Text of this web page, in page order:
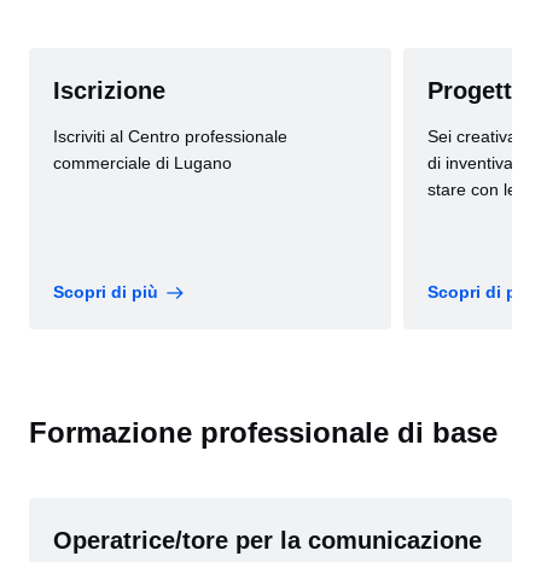
Iscrizione
Iscriviti al Centro professionale
commerciale di Lugano
Scopri di più
Progetto
Sei creativa/
di inventiva?
stare con le
Scopri di più
Formazione professionale di base
Operatrice/tore per la comunicazione